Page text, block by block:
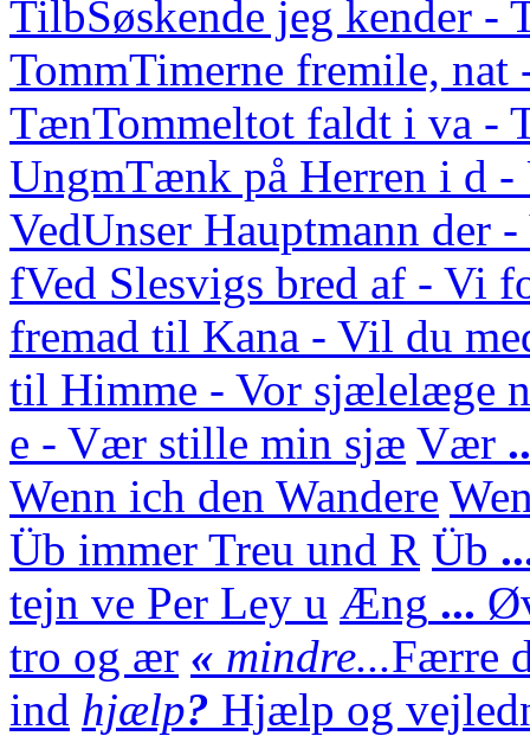
TilbSøskende jeg kender -
TommTimerne fremile,
TænTommeltot faldt i va -
UngmTænk på Herren i d -
VedUnser Hauptmann der
fVed Slesvigs bred af - Vi
fremad til Kana - Vil du
til Himme - Vor sjælelæge
e - Vær stille min sjæ Vær
Wenn ich den Wandere
Üb immer Treu und R Üb
tejn ve Per Ley u Æng ...
tro og ær « mindre...Færre
ind hjælp? Hjælp og